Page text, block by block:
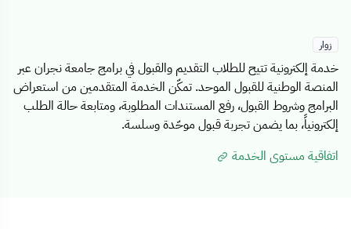
زوار
خدمة إلكترونية تتيح للطلاب التقديم والقبول في برامج جامعة نجران عبر
المنصة الوطنية للقبول الموحد. تمكّن الخدمة المتقدمين من استعراض
البرامج وشروط القبول، رفع المستندات المطلوبة، ومتابعة حالة الطلب
إلكترونياً، بما يضمن تجربة قبول موحّدة وسلسة.
اتفاقية مستوى الخدمة